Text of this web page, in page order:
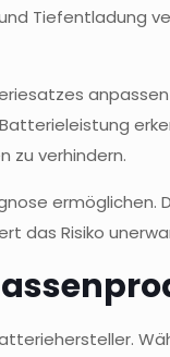
Tiefentladung
zu verhindern.
ermöglichen.
das Risiko